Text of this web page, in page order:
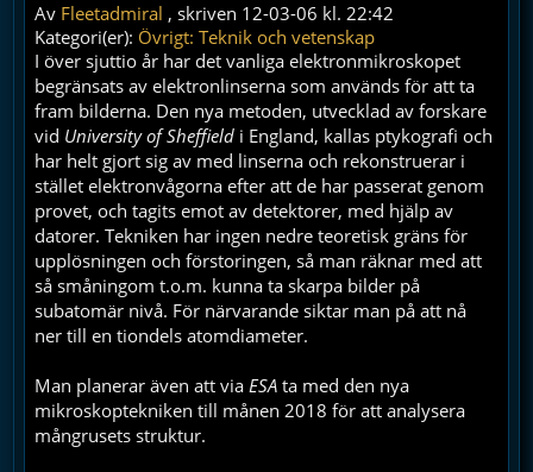
Av Fleetadmiral , skriven 12-03-06 kl. 22:42
Kategori(er): Övrigt: Teknik och vetenskap
I över sjuttio år har det vanliga elektronmikroskopet
begränsats av elektronlinserna som används för att ta
fram bilderna. Den nya metoden, utvecklad av forskare
vid University of Sheffield i England, kallas ptykografi och
har helt gjort sig av med linserna och rekonstruerar i
stället elektronvågorna efter att de har passerat genom
provet, och tagits emot av detektorer, med hjälp av
datorer. Tekniken har ingen nedre teoretisk gräns för
upplösningen och förstoringen, så man räknar med att
så småningom t.o.m. kunna ta skarpa bilder på
subatomär nivå. För närvarande siktar man på att nå
ner till en tiondels atomdiameter.
Man planerar även att viaESA ta med den nya
mikroskoptekniken till månen 2018 för att analysera
mångrusets struktur.